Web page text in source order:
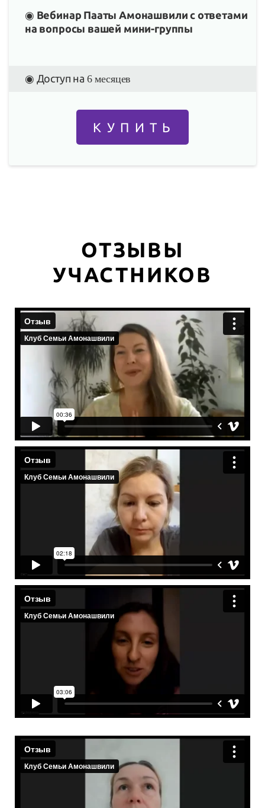
◉ Вебинар Пааты Амонашвили с ответами
на вопросы вашей мини-группы
◉ Доступ на 6 месяцев
К У П И Т Ь
ОТЗЫВЫ
УЧАСТНИКОВ